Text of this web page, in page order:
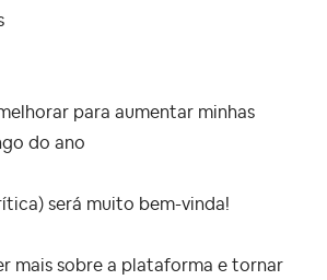
para aumentar minhas
do ano
será muito bem-vinda!
mais sobre a plataforma e tornar